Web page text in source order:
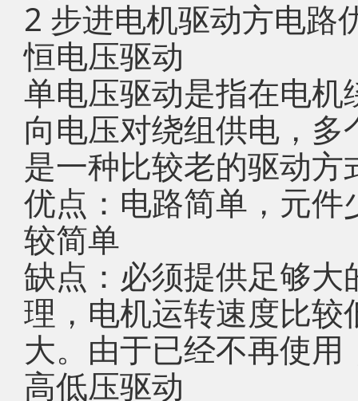
2 步进电机驱动方电路
恒电压驱动
单电压驱动是指在电
向电压对绕组供电，
是一种比较老的驱动
优点：电路简单，元
较简单
缺点：必须提供足够
理，电机运转速度比
大。由于已经不再使
高低压驱动